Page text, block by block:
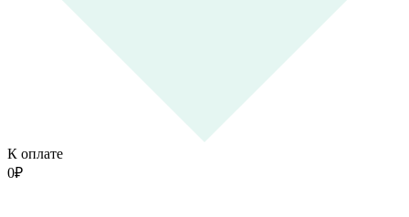
К оплате
0₽